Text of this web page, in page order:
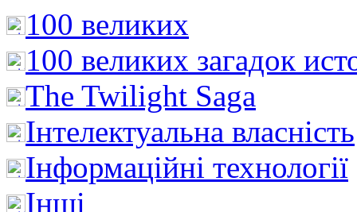
100 великих
100 великих загадок
The Twilight Saga
Інтелектуальна влaсність
Інформаційні технології
Інші